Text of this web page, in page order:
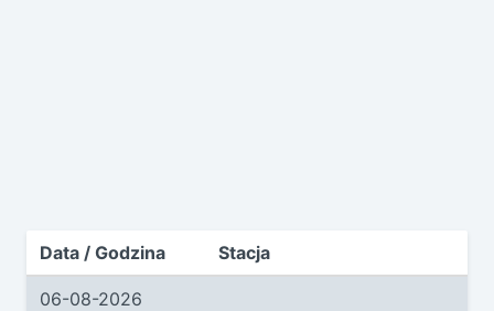
Data / Godzina Stacja
06-08-2026